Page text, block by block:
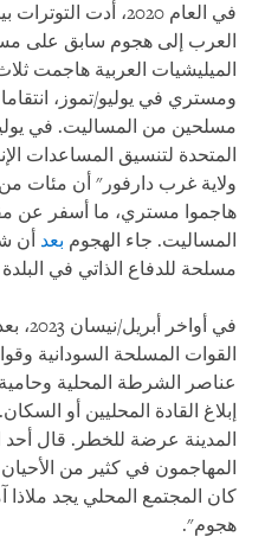
في العام 2020، أدت
العرب إلى هجوم سابق على
الميليشيات العربية هاجمت
ومستري في يوليو/تموز،
مسلحين من المساليت. في يوليو/
المتحدة لتنسيق المساعدات
ولاية غرب دارفور" أن مئات من
المساليت. جاء الهجوم بعد أن
مسلحة للدفاع الذاتي في
في
القوات المسلحة السودانية
عناصر الشرطة المحلية
إبلاغ القادة المحليين أو
المدينة عرضة للخطر. قال أحد
المهاجمون في كثير من
كان المجتمع المحلي يجد
هجوم".